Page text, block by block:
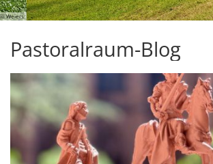
© Willi Weiers
Pastoralraum-Blog